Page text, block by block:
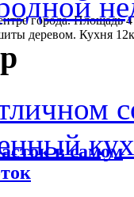
города. Площадь
деревом. Кухня
в самом